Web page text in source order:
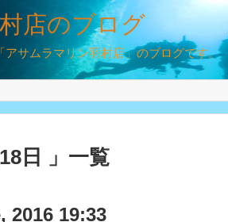
店のブログ
サムラマリン羽村店」のブログです。
日 」一覧
2016 19:33